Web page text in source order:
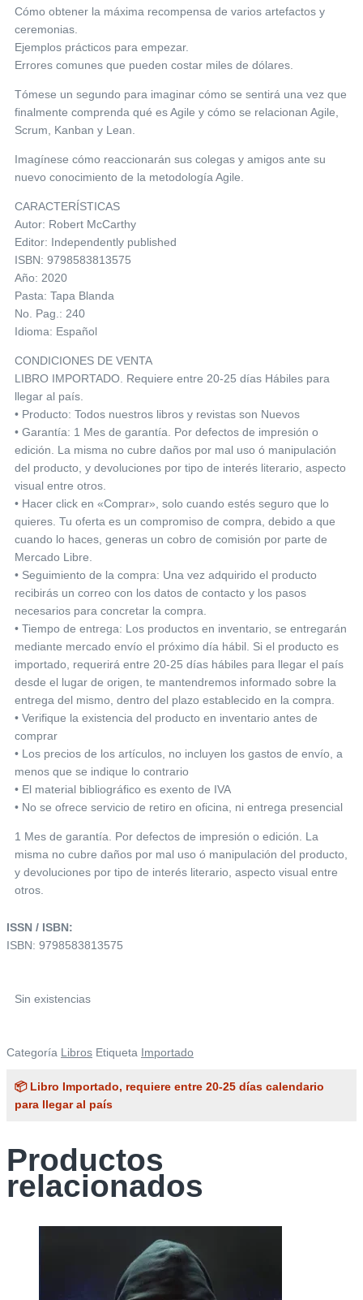
Cómo obtener la máxima recompensa de varios artefactos y
ceremonias.
Ejemplos prácticos para empezar.
Errores comunes que pueden costar miles de dólares.
Tómese un segundo para imaginar cómo se sentirá una vez que
finalmente comprenda qué es Agile y cómo se relacionan Agile,
Scrum, Kanban y Lean.
Imagínese cómo reaccionarán sus colegas y amigos ante su
nuevo conocimiento de la metodología Agile.
CARACTERÍSTICAS
Autor: Robert McCarthy
Editor: Independently published
ISBN: 9798583813575
Año: 2020
Pasta: Tapa Blanda
No. Pag.: 240
Idioma: Español
CONDICIONES DE VENTA
LIBRO IMPORTADO. Requiere entre 20-25 días Hábiles para
llegar al país.
• Producto: Todos nuestros libros y revistas son Nuevos
• Garantía: 1 Mes de garantía. Por defectos de impresión o
edición. La misma no cubre daños por mal uso ó manipulación
del producto, y devoluciones por tipo de interés literario, aspecto
visual entre otros.
• Hacer click en «Comprar», solo cuando estés seguro que lo
quieres. Tu oferta es un compromiso de compra, debido a que
cuando lo haces, generas un cobro de comisión por parte de
Mercado Libre.
• Seguimiento de la compra: Una vez adquirido el producto
recibirás un correo con los datos de contacto y los pasos
necesarios para concretar la compra.
• Tiempo de entrega: Los productos en inventario, se entregarán
mediante mercado envío el próximo día hábil. Si el producto es
importado, requerirá entre 20-25 días hábiles para llegar el país
desde el lugar de origen, te mantendremos informado sobre la
entrega del mismo, dentro del plazo establecido en la compra.
• Verifique la existencia del producto en inventario antes de
comprar
• Los precios de los artículos, no incluyen los gastos de envío, a
menos que se indique lo contrario
• El material bibliográfico es exento de IVA
• No se ofrece servicio de retiro en oficina, ni entrega presencial
1 Mes de garantía. Por defectos de impresión o edición. La
misma no cubre daños por mal uso ó manipulación del producto,
y devoluciones por tipo de interés literario, aspecto visual entre
otros.
ISSN / ISBN:
ISBN: 9798583813575
Sin existencias
Categoría Libros Etiqueta Importado
📦 Libro Importado, requiere entre 20-25 días calendario
para llegar al país
Productos
relacionados